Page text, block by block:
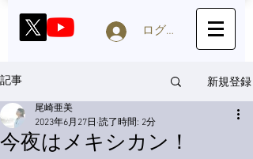
ログイン
記事 新規登録
今夜はメキシカン！
尾崎亜美
2023年6月27日 読了時間: 2分